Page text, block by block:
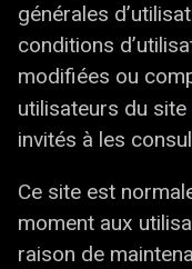
générales
conditions
modifiées ou
utilisateurs du site
invités à les
Ce site est
moment aux
raison de